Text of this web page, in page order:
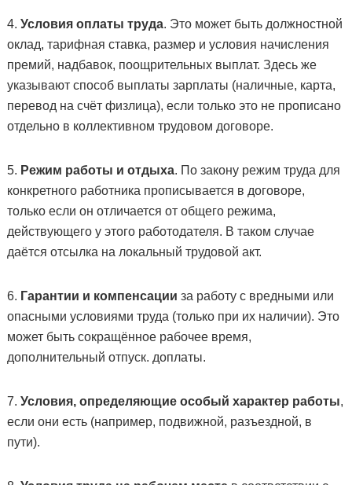
4. Условия оплаты труда. Это может быть должностной
оклад, тарифная ставка, размер и условия начисления
премий, надбавок, поощрительных выплат. Здесь же
указывают способ выплаты зарплаты (наличные, карта,
перевод на счёт физлица), если только это не прописано
отдельно в коллективном трудовом договоре.
5. Режим работы и отдыха. По закону режим труда для
конкретного работника прописывается в договоре,
только если он отличается от общего режима,
действующего у этого работодателя. В таком случае
даётся отсылка на локальный трудовой акт.
6. Гарантии и компенсации за работу с вредными или
опасными условиями труда (только при их наличии). Это
может быть сокращённое рабочее время,
дополнительный отпуск. доплаты.
7. Условия, определяющие особый характер работы,
если они есть (например, подвижной, разъездной, в
пути).